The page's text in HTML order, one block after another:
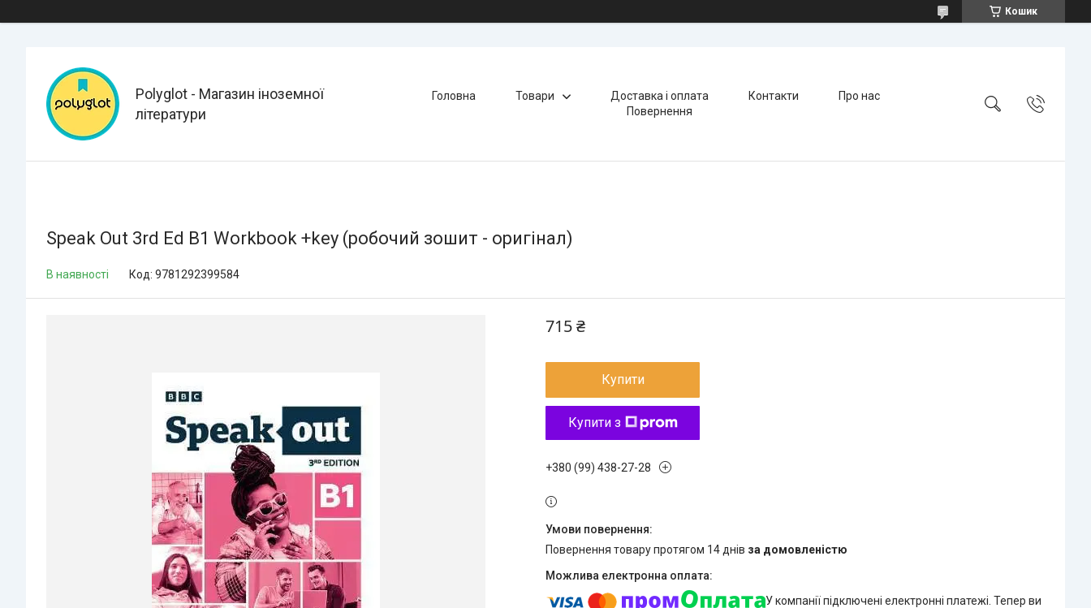
Кошик
Polyglot - Магазин іноземної
літератури
Головна Товари Доставка і оплата Контакти
Про нас
Повернення
Speak Out 3rd Ed B1 Workbook +key (робочий зошит - оригінал)
В наявності Код: 9781292399584
715 ₴
Купити
Купити з
+380 (99) 438-27-28
повернення товару протягом 14 днів за домовленістю
У компанії підключені електронні платежі. Тепер ви